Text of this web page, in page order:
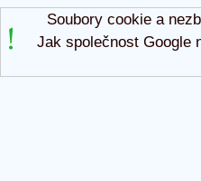
Soubory cookie a
Jak společnost Google